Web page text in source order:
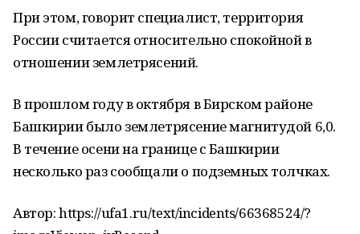
При этом, говорит специалист, территория
России считается относительно спокойной в
отношении землетрясений.
В прошлом году в октября в Бирском районе
Башкирии было землетрясение магнитудой 6,0.
В течение осени на границе с Башкирии
несколько раз сообщали о подземных толчках.
Автор: https://ufa1.ru/text/incidents/66368524/?